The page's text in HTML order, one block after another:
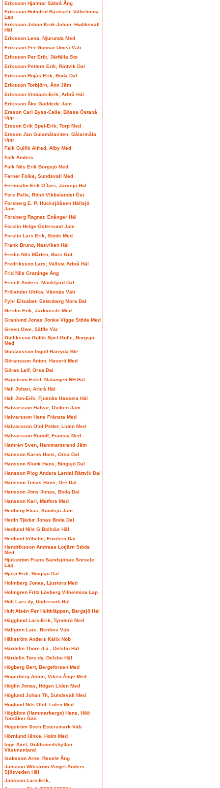
Eriksson Hjalmar Säbrå Ång
Eriksson Holmfrid Bäsksele Vilhelmina
Lap
Eriksson Johan Krok-Johan, Hudiksvall
Häl
Eriksson Lena, Njurunda Med
Eriksson Per Gunnar Umeå Väb
Eriksson Per Erik, Järfälla Sto
Eriksson Petters Erik, Rättvik Dal
Eriksson Röjås Erik, Boda Dal
Eriksson Torbjörn, Ånn Jäm
Eriksson Vinback-Erik, Arbrå Häl
Eriksson Åke Gäddede Jäm
Ersson Carl Byss-Calle, Bössa Östanå
Upp
Ersson Erik Spel-Erik, Torp Med
Ersson Jan Gulamålaviten, Gålarmåla
Upp
Falk Gullik Alfred, Alby Med
Falk Anders
Falk Nils Erik Borgsjö Med
Ferner Folke, Sundsvall Med
Fernmalm Erik O´lars, Järvsjö Häl
Fors Pelle, Rönö Vikbolandet Öst
Forsberg E. P. Hucksjöåsen Hällsjö
Jäm
Forsberg Ragnar, Enånger Häl
Forslin Helge Östersund Jäm
Forslin Lars Erik, Stöde Med
Frank Bruno, Näsviken Häl
Fredin Nils Mårten, Burs Got
Fredriksson Lars, Vallsta Arbrå Häl
Frid Nils Graninge Ång
Frisell Anders, Mockfjärd Dal
Frölander Ulrika, Vännäs Väb
Fyhr Elisabet, Estenberg Mora Dal
Gerdin Erik, Järkvissle Med
Granlund Jonas Jonke Vigge Stöde Med
Green Owe, Säffle Vär
Gulliksson Gullik Spel-Gulle, Borgsjö
Med
Gustavsson Ingolf Härryda Ble
Göransson Anton, Haverö Med
Göras Leif, Orsa Dal
Hagström Eskil, Malungen NH Häl
Hall Johan, Arbrå Häl
Hall Jon-Erik, Fjusnäs Hassela Häl
Halvarsson Halvar, Oviken Jäm
Halvarsson Hans Fränsta Med
Halvarsson Olof Petter, Liden Med
Halvarsson Rudolf, Fränsta Med
Hamrén Sven, Hammarstrand Jäm
Hansson Karns Hans, Orsa Dal
Hansson Slunk Hans, Bingsjö Dal
Hansson Plog Anders Lerdal Rättvik Dal
Hansson Timas Hans, Ore Dal
Hansson Jöns Jonas, Boda Dal
Hansson Karl, Matfors Med
Hedberg Elias, Sundsjö Jäm
Hedin Tjädur Jonas Boda Dal
Hedlund Nils G Bollnäs Häl
Hedlund Vilhelm, Enviken Dal
Hendriksson Andreas Lotjärn Stöde
Med
Hjukström Frans Sandsjönäs Sorsele
Lap
Hjärp Erik, Bingsjö Dal
Holmberg Jonas, Ljustorp Med
Holmgren Fritz Lövberg Vilhelmina Lap
Hult Lars dy, Undersvik Häl
Hult Alsén Per Hultkläppen, Bergsjö Häl
Hägglund Lars-Erik, Tynderö Med
Hällgren Lars. Renfors Väb
Hällström Anders Kalix Nob
Härdelin Thore d.ä., Delsbo Häl
Härdelin Tore dy, Delsbo Häl
Högberg Bert, Bergeforsen Med
Högerberg Anton, Viken Ånge Med
Höglin Jonas, Högen Liden Med
Höglund Johan Th, Sundsvall Med
Höglund Nils Olof, Liden Med
Högblom (Hammarbergs) Hans, Höö
Torsåker Gäs
Högström Sven Estersmark Väb
Hörnlund Hinke, Holm Med
Inge Axel, Guldsmedshyttan
Västmanland
Isaksson Arne, Resele Ång
Jansson Wikström Vingel-Anders
Sjösveden Häl
Jansson Lars-Erik,